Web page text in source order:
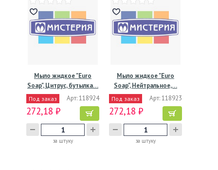
Мыло жидкое "Euro
Soap", Цитрус, бутылка…
Под заказ Арт: 118924
272,18 ₽
за штуку
Мыло жидкое "Euro
Soap", Нейтральное,…
Под заказ Арт: 118923
272,18 ₽
за штуку